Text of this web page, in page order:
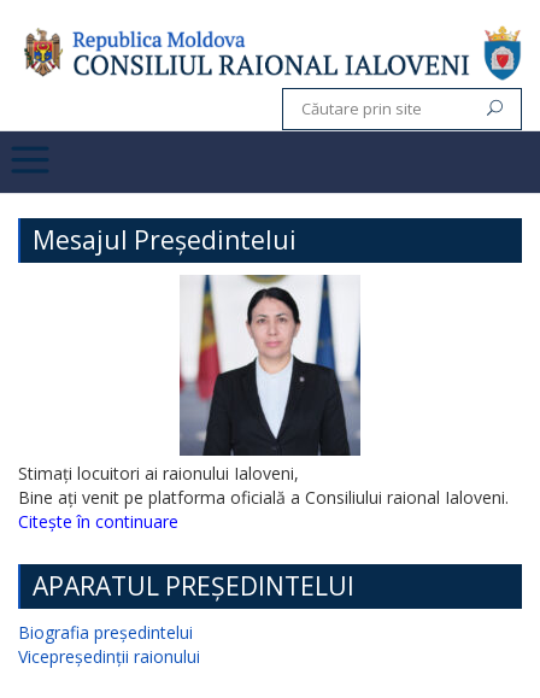
Mesajul Președintelui
Stimați locuitori ai raionului Ialoveni,
Bine ați venit pe platforma oficială a Consiliului raional Ialoveni.
Citește în continuare
APARATUL PREȘEDINTELUI
Biografia președintelui
Vicepreședinții raionului